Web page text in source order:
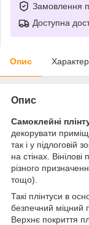
Замовлення
Доступна
Опис
Опис
Самоклейні
декорувати
так і у підлоговій
на стінах.
різного
тощо).
Такі плінтуси в
безпечний міцний
Верхнє покриття